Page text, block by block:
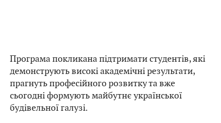
Програма покликана підтримати студентів, які
демонструють високі академічні результати,
прагнуть професійного розвитку та вже
сьогодні формують майбутнє української
будівельної галузі.